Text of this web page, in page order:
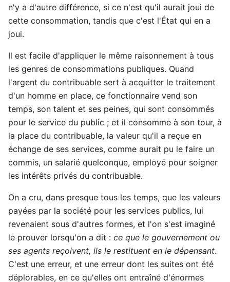
n'y a d'autre différence, si ce n'est qu'il aurait joui de
cette consommation, tandis que c'est l'État qui en a
joui.
Il est facile d'appliquer le même raisonnement à tous
les genres de consommations publiques. Quand
l'argent du contribuable sert à acquitter le traitement
d'un homme en place, ce fonctionnaire vend son
temps, son talent et ses peines, qui sont consommés
pour le service du public ; et il consomme à son tour, à
la place du contribuable, la valeur qu'il a reçue en
échange de ses services, comme aurait pu le faire un
commis, un salarié quelconque, employé pour soigner
les intérêts privés du contribuable.
On a cru, dans presque tous les temps, que les valeurs
payées par la société pour les services publics, lui
revenaient sous d'autres formes, et l'on s'est imaginé
le prouver lorsqu'on a dit : ce que le gouvernement ou
ses agents reçoivent, ils le restituent en le dépensant.
C'est une erreur, et une erreur dont les suites ont été
déplorables, en ce qu'elles ont entraîné d'énormes